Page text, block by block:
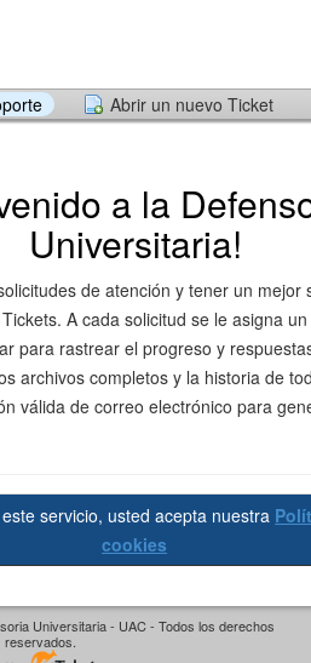
Abrir un nuevo Ticket
a la
Universitaria!
de atención y tener un mejor
A cada solicitud se le asigna
para rastrear el progreso y
archivos completos y la historia de
válida de correo electrónico para
servicio, usted acepta nuestra
cookies
Universitaria - UAC - Todos los derechos
reservados.